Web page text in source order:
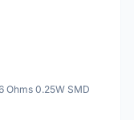
Ohms 0.25W SMD